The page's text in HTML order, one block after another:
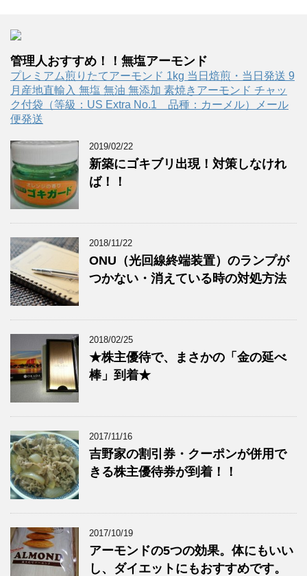
管理人おすすめ！！無塩アーモンド
プレミアム煎りたてアーモンド 1kg 当日焙煎・当日発送 9
月産地直輸入 無塩 無油 無添加 素焼きアーモンド チャッ
ク付袋（等級：US Extra No.1 品種：カーメル）メール
便発送
2019/02/22
新築にゴキブリ出現！対策しなけれ
ば！！
2018/11/22
ONU（光回線終端装置）のランプが
つかない・消えている時の対処方法
2018/02/25
★株主優待で、まさかの「金の延べ
棒」到着★
2017/11/16
吉野家の割引券・クーポンが併用で
きる株主優待券が到着！！
2017/10/19
アーモンドの5つの効果。体にもいい
し、ダイエットにもおすすめです。